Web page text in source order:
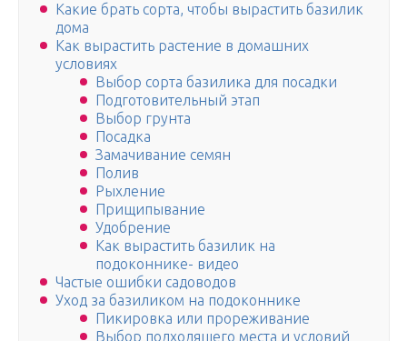
Какие брать сорта, чтобы вырастить базилик
дома
Как вырастить растение в домашних
условиях
Выбор сорта базилика для посадки
Подготовительный этап
Выбор грунта
Посадка
Замачивание семян
Полив
Рыхление
Прищипывание
Удобрение
Как вырастить базилик на
подоконнике- видео
Частые ошибки садоводов
Уход за базиликом на подоконнике
Пикировка или прореживание
Выбор подходящего места и условий